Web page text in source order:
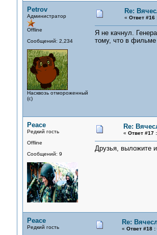
Petrov
Администратор
Offline
Сообщений: 2,234
Насквозь отмороженный
(с)
Re:
« Ответ #16
Я не качнул.
тому, что в
Peace
Редкий гость
Offline
Сообщений: 9
Re:
« Ответ #17 :
Друзья, выложите
Peace
Редкий гость
Re:
« Ответ #18 :